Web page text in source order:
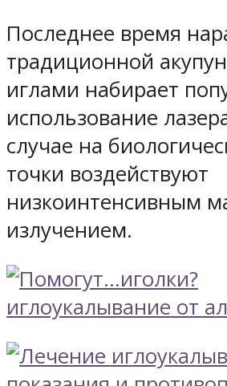
Последнее время
традиционной
иглами набирает
использование
случае на
точки воздействуют
низкоинтенсивным
излучением.